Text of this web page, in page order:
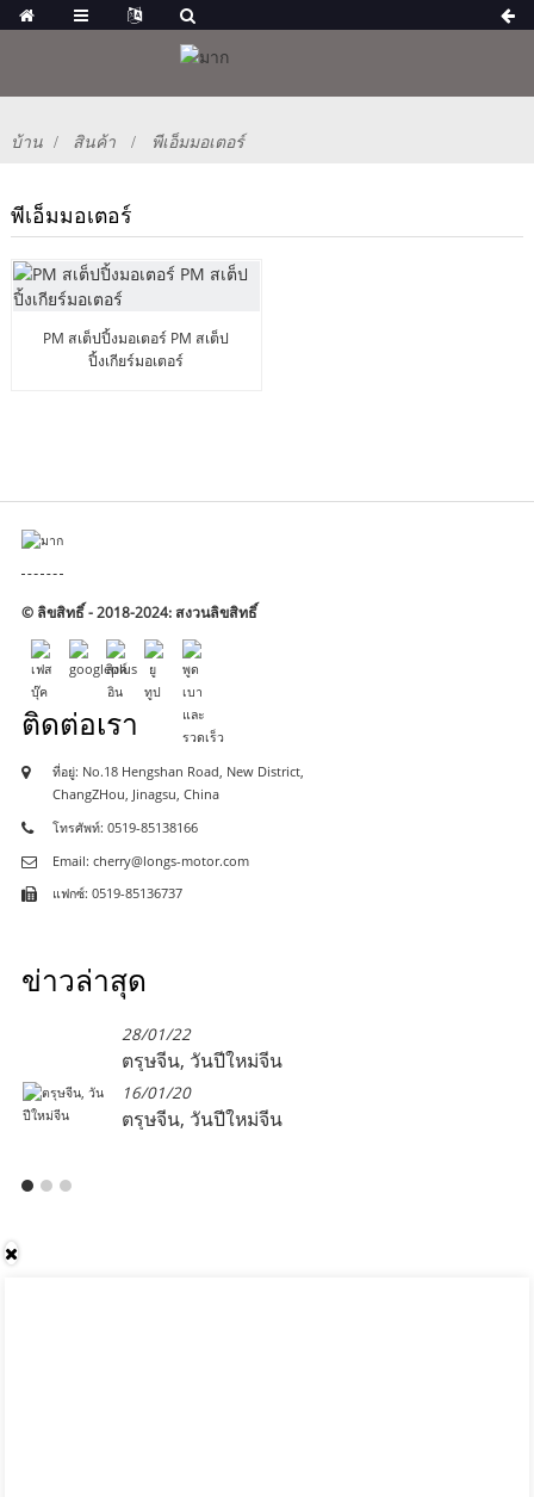
บ้าน สินค้า พีเอ็มมอเตอร์
พีเอ็มมอเตอร์
PM สเต็ปปิ้งมอเตอร์ PM สเต็ป
ปิ้งเกียร์มอเตอร์
© ลิขสิทธิ์ - 2018-2024: สงวนลิขสิทธิ์
ติดต่อเรา
ที่อยู่: No.18 Hengshan Road, New District,
ChangZHou, Jinagsu, China
โทรศัพท์: 0519-85138166
Email: cherry@longs-motor.com
แฟกซ์: 0519-85136737
ข่าวล่าสุด
28/01/22
ตรุษจีน, วันปีใหม่จีน
16/01/20
ตรุษจีน, วันปีใหม่จีน